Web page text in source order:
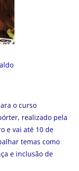
o curso
realizado pela
e vai até 10 de
temas como
e inclusão de